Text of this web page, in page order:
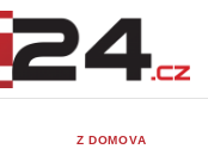
Z DOMOVA